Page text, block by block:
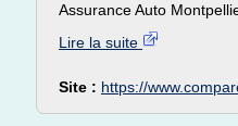
Assurance Auto
Lire la suite
Site : https://